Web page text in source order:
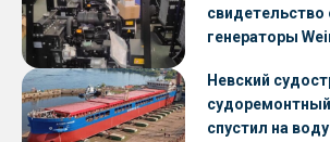
свидетельство
генераторы
Невский
спустил на